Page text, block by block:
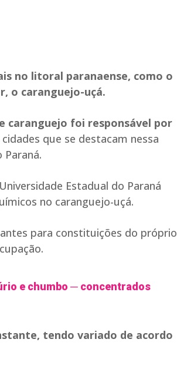
no litoral paranaense, como o
o caranguejo-uçá.
caranguejo foi responsável por
cidades que se destacam nessa
Estadual do Paraná
no caranguejo-uçá.
para constituições do próprio
e chumbo ─ concentrados
tendo variado de acordo